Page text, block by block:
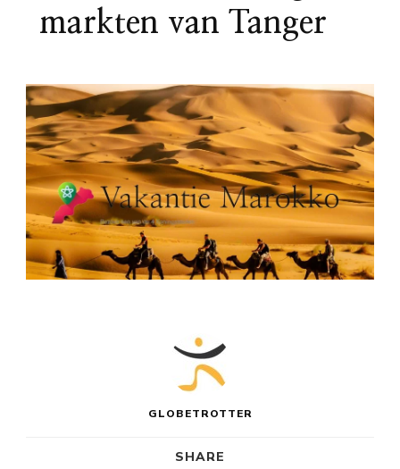
markten van Tanger
GLOBETROTTER
SHARE